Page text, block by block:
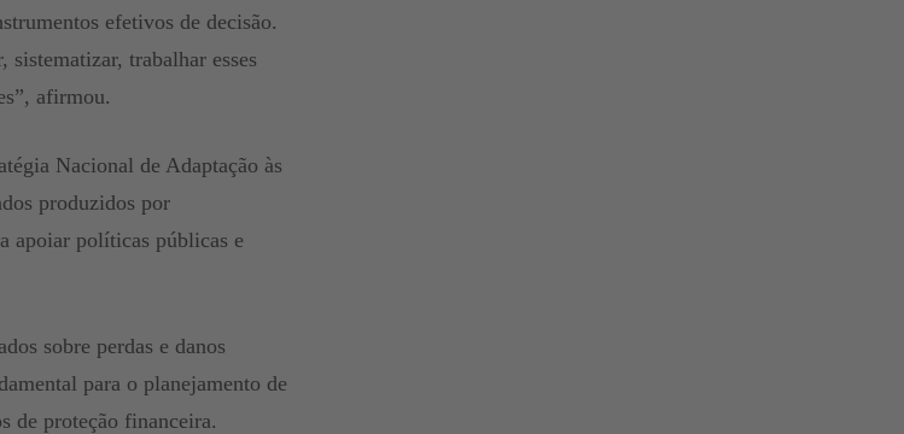
efetivos de decisão.
trabalhar esses
afirmou.
Nacional de Adaptação às
produzidos por
apoiar políticas públicas e
sobre perdas e danos
para o planejamento de
de proteção financeira.